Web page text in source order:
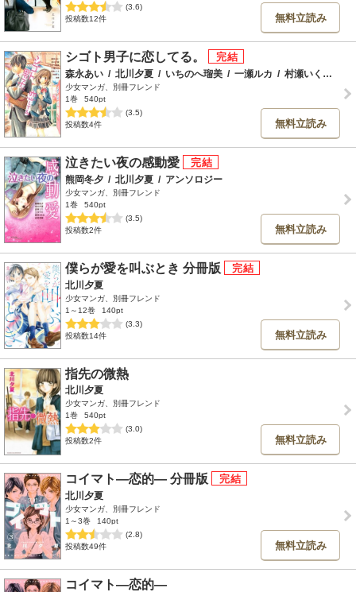
(3.6)
投稿数12件
無料立読み
シゴト男子に恋してる。
森永あい / 北川夕夏 / いちのへ瑠美 / 一瀬ルカ / 村瀬いくえ
少女マンガ、別冊フレンド
1巻
540pt
(3.5)
投稿数4件
無料立読み
泣きたい夜の感動愛
熊岡冬夕 / 北川夕夏 / アンソロジー
少女マンガ、別冊フレンド
1巻
540pt
(3.5)
投稿数2件
無料立読み
僕らが愛を叫ぶとき 分冊版
北川夕夏
少女マンガ、別冊フレンド
1～12巻
140pt
(3.3)
投稿数14件
無料立読み
指先の微熱
北川夕夏
少女マンガ、別冊フレンド
1巻
540pt
(3.0)
投稿数2件
無料立読み
コイマト―恋的― 分冊版
北川夕夏
少女マンガ、別冊フレンド
1～3巻
140pt
(2.8)
投稿数49件
無料立読み
コイマト―恋的―